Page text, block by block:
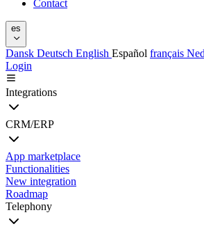
Contact
es
Dansk Deutsch English Español français
Login
Integrations
CRM/ERP
App marketplace
Functionalities
New integration
Roadmap
Telephony